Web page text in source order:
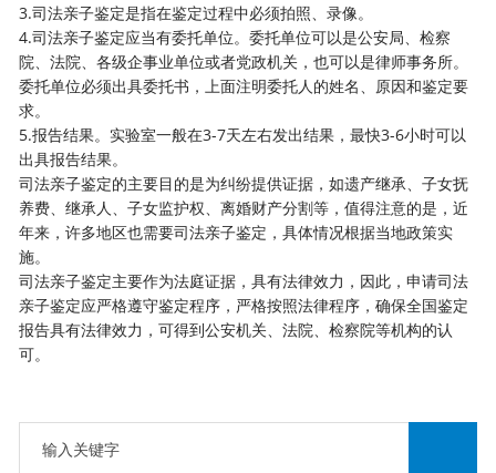
3.司法亲子鉴定是指在鉴定过程中必须拍照、录像。
4.司法亲子鉴定应当有委托单位。委托单位可以是公安局、检察
院、法院、各级企事业单位或者党政机关，也可以是律师事务所。
委托单位必须出具委托书，上面注明委托人的姓名、原因和鉴定要
求。
5.报告结果。实验室一般在3-7天左右发出结果，最快3-6小时可以
出具报告结果。
司法亲子鉴定的主要目的是为纠纷提供证据，如遗产继承、子女抚
养费、继承人、子女监护权、离婚财产分割等，值得注意的是，近
年来，许多地区也需要司法亲子鉴定，具体情况根据当地政策实
施。
司法亲子鉴定主要作为法庭证据，具有法律效力，因此，申请司法
亲子鉴定应严格遵守鉴定程序，严格按照法律程序，确保全国鉴定
报告具有法律效力，可得到公安机关、法院、检察院等机构的认
可。